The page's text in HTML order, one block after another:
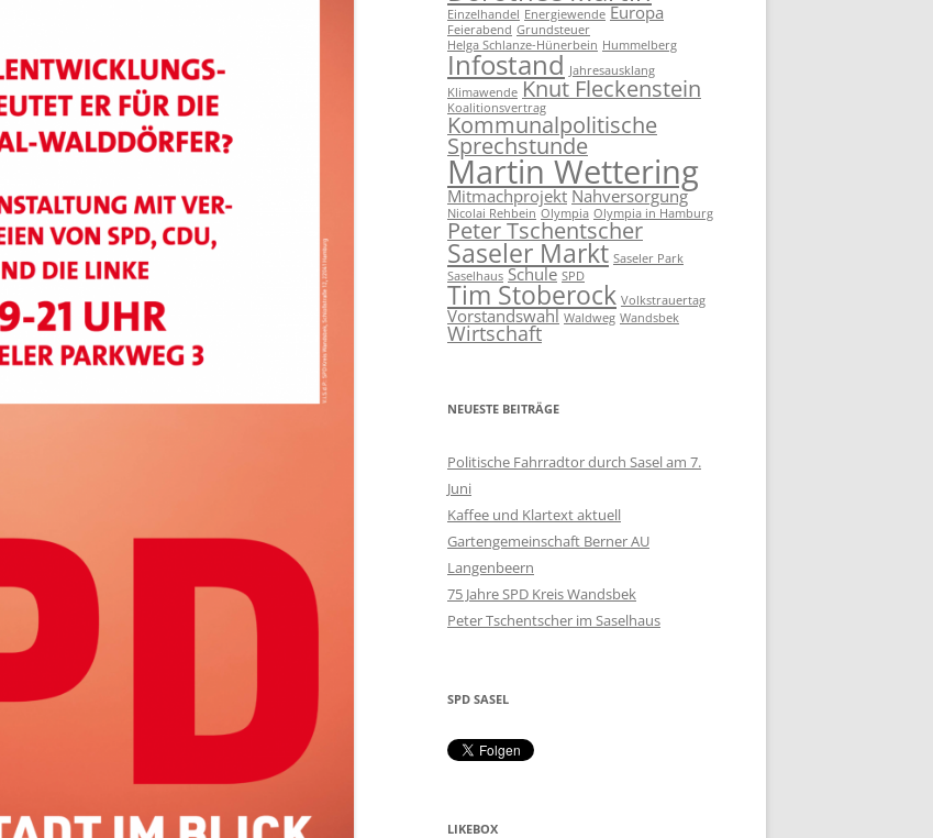
Einzelhandel Energiewende Europa
Feierabend Grundsteuer
Helga Schlanze-Hünerbein Hummelberg
Infostand Jahresausklang
Klimawende Knut Fleckenstein
Koalitionsvertrag
Kommunalpolitische
Sprechstunde
Martin Wettering
Mitmachprojekt Nahversorgung
Nicolai Rehbein Olympia Olympia in Hamburg
Peter Tschentscher
Saseler Markt Saseler Park
Saselhaus Schule SPD
Tim Stoberock Volkstrauertag
Vorstandswahl Waldweg Wandsbek
Wirtschaft
NEUESTE BEITRÄGE
Politische Fahrradtor durch Sasel am 7.
Juni
Kaffee und Klartext aktuell
Gartengemeinschaft Berner AU
Langenbeern
75 Jahre SPD Kreis Wandsbek
Peter Tschentscher im Saselhaus
SPD SASEL
LIKEBOX